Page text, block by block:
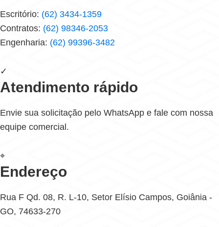
Escritório: (62) 3434-1359
Contratos: (62) 98346-2053
Engenharia: (62) 99396-3482
✓
Atendimento rápido
Envie sua solicitação pelo WhatsApp e fale com nossa
equipe comercial.
⌖
Endereço
Rua F Qd. 08, R. L-10, Setor Elísio Campos, Goiânia -
GO, 74633-270